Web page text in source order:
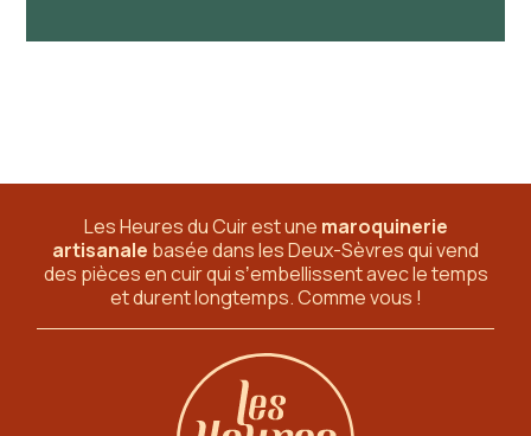
Les Heures du Cuir est une maroquinerie
artisanale basée dans les Deux-Sèvresqui vend
des pièces en cuir qui sʼembellissent avec le temps
et durent longtemps. Comme vous !